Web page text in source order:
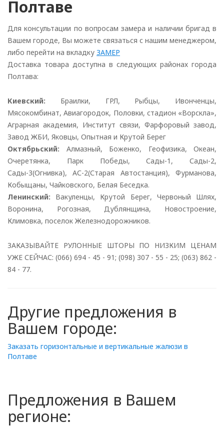
Полтаве
Для консультации по вопросам замера и наличии бригад в
Вашем городе, Вы можете связаться с нашим менеджером,
либо перейти на вкладку ЗАМЕР
Доставка товара доступна в следующих районах города
Полтава:
Киевский: Браилки, ГРЛ, Рыбцы, Ивонченцы,
Мясокомбинат, Авиагородок, Половки, стадион «Ворскла»,
Аграрная академия, Институт связи, Фарфоровый завод,
Завод ЖБИ, Яковцы, Опытная и Крутой Берег
Октябрьский: Алмазный, Боженко, Геофизика, Океан,
Очеретянка, Парк Победы, Сады-1, Сады-2,
Сады-3(Огнивка), АС-2(Старая Автостанция), Фурманова,
Кобыщаны, Чайковского, Белая Беседка.
Ленинский: Вакуленцы, Крутой Берег, Червоный Шлях,
Воронина, Рогозная, Дублянщина, Новостроение,
Климовка, поселок Железнодорожников.
ЗАКАЗЫВАЙТЕ РУЛОННЫЕ ШТОРЫ ПО НИЗКИМ ЦЕНАМ
УЖЕ СЕЙЧАС: (066) 694 - 45 - 91; (098) 307 - 55 - 25; (063) 862 -
84 - 77.
Другие предложения в
Вашем городе:
Заказать горизонтальные и вертикальные жалюзи в
Полтаве
Предложения в Вашем
регионе: